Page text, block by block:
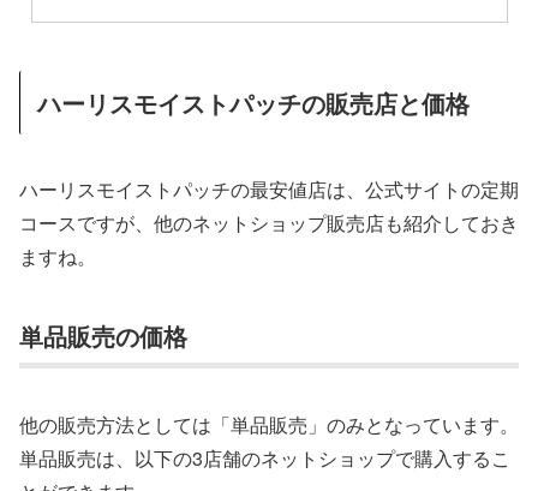
ハーリスモイストパッチの販売店と価格
ハーリスモイストパッチの最安値店は、公式サイトの定期
コースですが、他のネットショップ販売店も紹介しておき
ますね。
単品販売の価格
他の販売方法としては「単品販売」のみとなっています。
単品販売は、以下の3店舗のネットショップで購入するこ